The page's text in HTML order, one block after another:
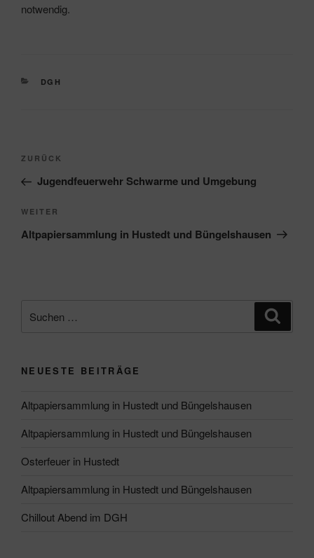
notwendig.
KATEGORIEN
DGH
Beitragsnavigation
Vorheriger
Beitrag
ZURÜCK
Jugendfeuerwehr Schwarme und Umgebung
Nächster
Beitrag
WEITER
Altpapiersammlung in Hustedt und Büngelshausen
nach:
NEUESTE BEITRÄGE
Altpapiersammlung in Hustedt und Büngelshausen
Altpapiersammlung in Hustedt und Büngelshausen
Osterfeuer in Hustedt
Altpapiersammlung in Hustedt und Büngelshausen
Chillout Abend im DGH